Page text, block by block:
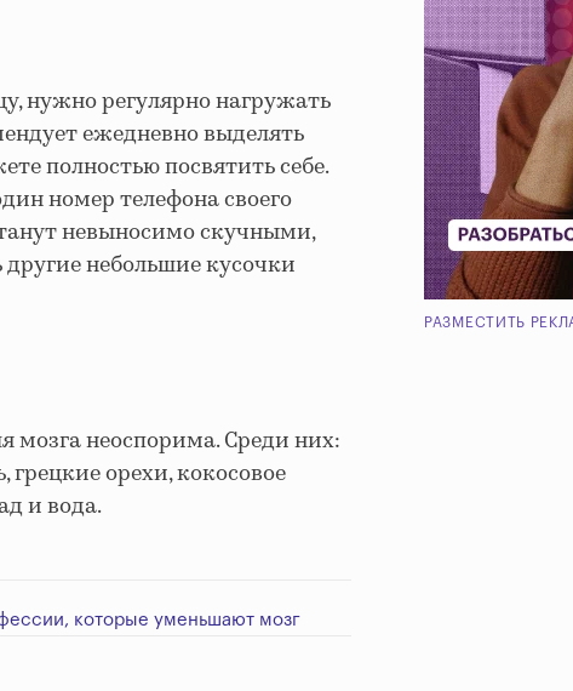
нужно регулярно нагружать
ежедневно выделять
полностью посвятить себе.
номер телефона своего
невыносимо скучными,
небольшие кусочки
мозга неоспорима. Среди них:
грецкие орехи, кокосовое
и вода.
которые уменьшают мозг
РАЗМЕСТИТЬ